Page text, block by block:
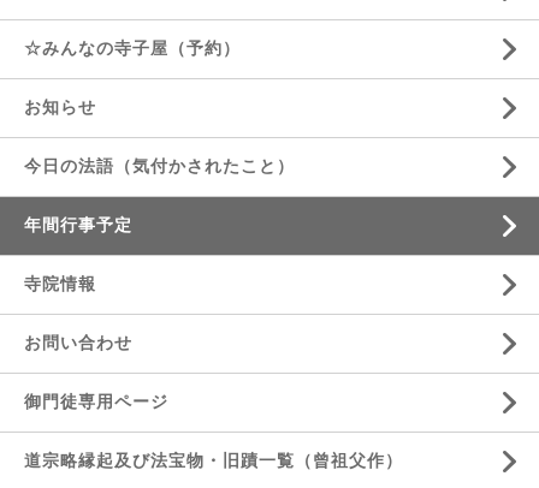
☆みんなの寺子屋（予約）
お知らせ
今日の法語（気付かされたこと）
年間行事予定
寺院情報
お問い合わせ
御門徒専用ページ
道宗略縁起及び法宝物・旧蹟一覧（曾祖父作）